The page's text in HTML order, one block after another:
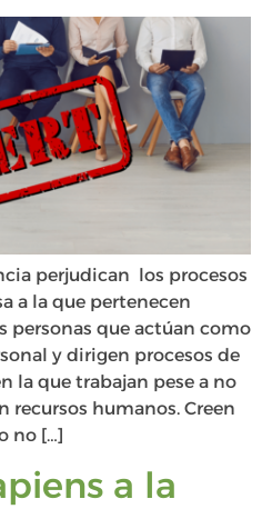
perjudican los procesos
a la que pertenecen
personas que actúan como
y dirigen procesos de
la que trabajan pese a no
recursos humanos. Creen
no […]
a la